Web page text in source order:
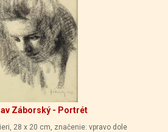
Záborský - Portrét
28 x 20 cm, značenie: vpravo dole